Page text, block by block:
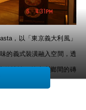
，以「東京義大利風」
的義式裝潢融入空間，透
的神情；義大利鄉間的磚
然愉悅的氣氛；